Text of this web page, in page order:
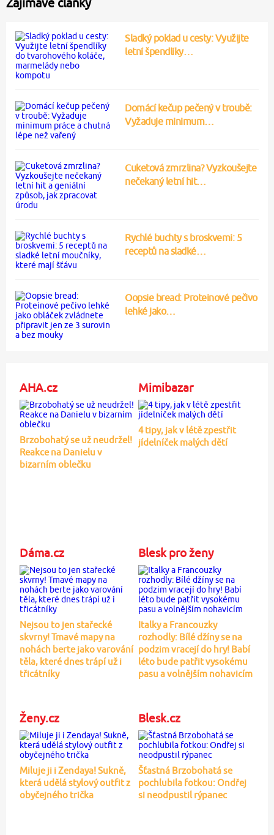
Sladký poklad u cesty: Využijte
letní špendlíky…
Domácí kečup pečený v troubě:
Vyžaduje minimum…
Cuketová zmrzlina? Vyzkoušejte
nečekaný letní hit…
Rychlé buchty s broskvemi: 5
receptů na sladké…
Oopsie bread: Proteinové pečivo
lehké jako…
AHA.cz
Brzobohatý se už neudržel!
Reakce na Danielu v
bizarním oblečku
Mimibazar
4 tipy, jak v létě zpestřit
jídelníček malých dětí
Dáma.cz
Nejsou to jen stařecké
skvrny! Tmavé mapy na
nohách berte jako varování
těla, které dnes trápí už i
třicátníky
Blesk pro ženy
Italky a Francouzky
rozhodly: Bílé džíny se na
podzim vracejí do hry! Babí
léto bude patřit vysokému
pasu a volnějším nohavicím
Ženy.cz
Miluje ji i Zendaya! Sukně,
která udělá stylový outfit z
obyčejného trička
Blesk.cz
Šťastná Brzobohatá se
pochlubila fotkou: Ondřej
si neodpustil rýpanec